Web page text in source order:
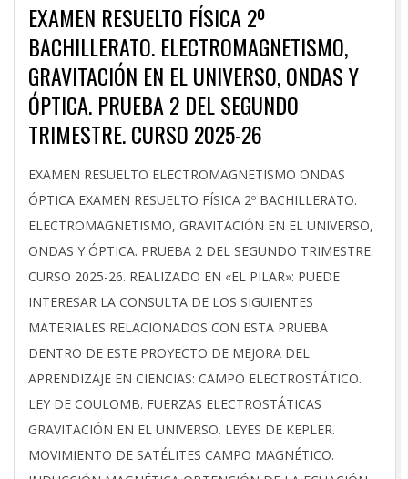
EXAMEN RESUELTO FÍSICA 2º
BACHILLERATO. ELECTROMAGNETISMO,
GRAVITACIÓN EN EL UNIVERSO, ONDAS Y
ÓPTICA. PRUEBA 2 DEL SEGUNDO
TRIMESTRE. CURSO 2025-26
2026-
02-
12
EXAMEN RESUELTO ELECTROMAGNETISMO ONDAS
ÓPTICA EXAMEN RESUELTO FÍSICA 2º BACHILLERATO.
ELECTROMAGNETISMO, GRAVITACIÓN EN EL UNIVERSO,
ONDAS Y ÓPTICA. PRUEBA 2 DEL SEGUNDO TRIMESTRE.
CURSO 2025-26. REALIZADO EN «EL PILAR»: PUEDE
INTERESAR LA CONSULTA DE LOS SIGUIENTES
MATERIALES RELACIONADOS CON ESTA PRUEBA
DENTRO DE ESTE PROYECTO DE MEJORA DEL
APRENDIZAJE EN CIENCIAS: CAMPO ELECTROSTÁTICO.
LEY DE COULOMB. FUERZAS ELECTROSTÁTICAS
GRAVITACIÓN EN EL UNIVERSO. LEYES DE KEPLER.
MOVIMIENTO DE SATÉLITES CAMPO MAGNÉTICO.